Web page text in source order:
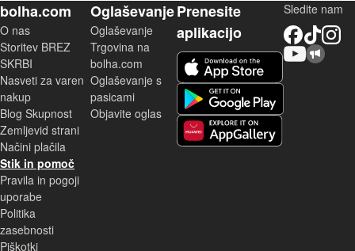
bolha.com
O nas
Storitev BREZ
SKRBI
Nasveti za varen
nakup
Blog Skupnost
Zemljevid strani
Načini plačila
Stik in pomoč
Pravila in pogoji
uporabe
Politika
zasebnosti
Piškotki
Oglaševanje
Oglaševanje
Trgovina na
bolha.com
Oglaševanje s
pasicami
Objavite oglas
Prenesite
aplikacijo
Sledite nam